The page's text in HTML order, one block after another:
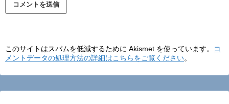
このサイトはスパムを低減するために Akismet を使っています。
コ
メントデータの処理方法の詳細はこちらをご覧ください。